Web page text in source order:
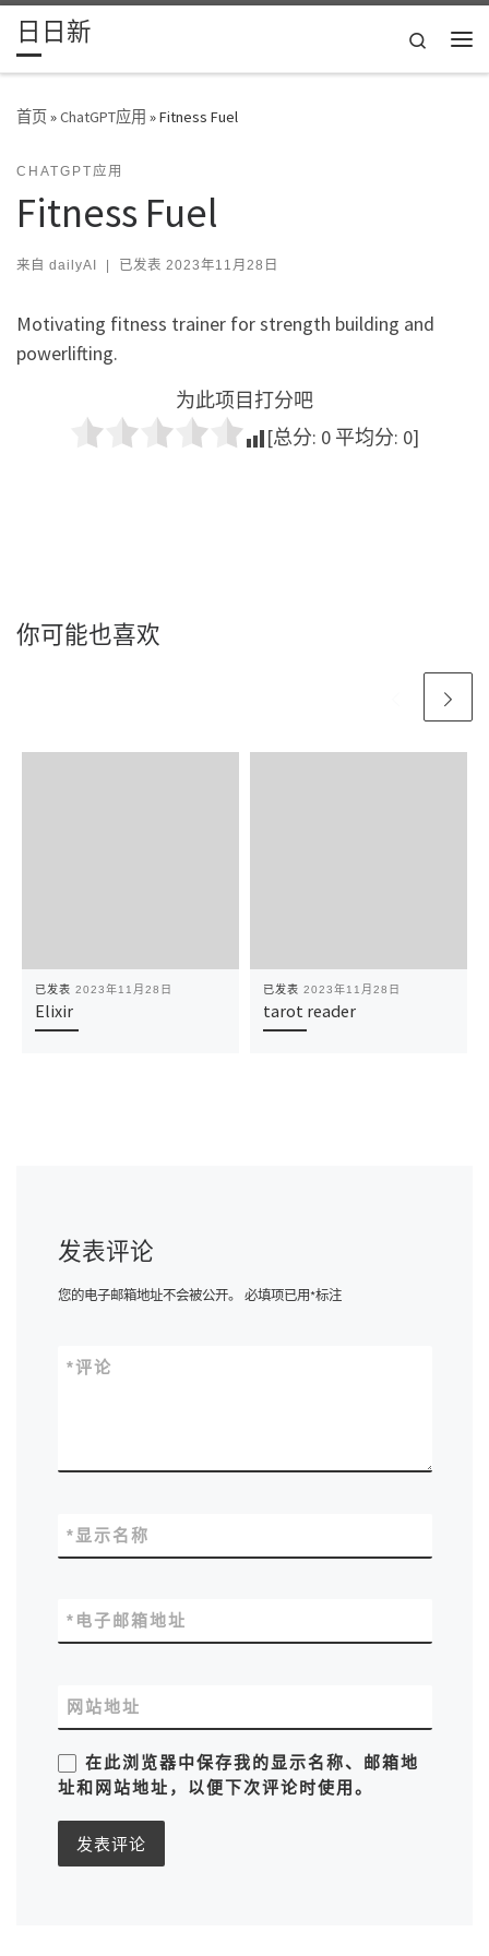
Skip to content
日日新
Search
首页»ChatGPT应用 »Fitness Fuel
CHATGPT应用
Fitness Fuel
来自 dailyAI | 已发表 2023年11月28日
Motivating fitness trainer for strength building and
powerlifting.
为此项目打分吧
[总分: 0 平均分: 0]
你可能也喜欢
已发表 2023年11月28日
Elixir
已发表 2023年11月28日
tarot reader
发表评论
您的电子邮箱地址不会被公开。 必填项已用*标注
评论
*
显示名称
*
电子邮箱地址
*
网站地址
在此浏览器中保存我的显示名称、邮箱地
址和网站地址，以便下次评论时使用。